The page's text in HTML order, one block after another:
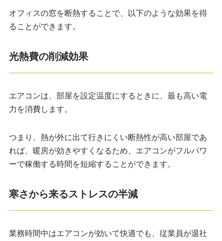
オフィスの窓を断熱することで、以下のような効果を得
ることができます。
光熱費の削減効果
エアコンは、部屋を設定温度にするときに、最も高い電
力を消費します。
つまり、熱が外に出て行きにくい断熱性が高い部屋であ
れば、暖房が効きやすくなるため、エアコンがフルパワ
ーで稼働する時間を短縮することができます。
寒さから来るストレスの半減
業務時間中はエアコンが効いて快適でも、従業員が退社